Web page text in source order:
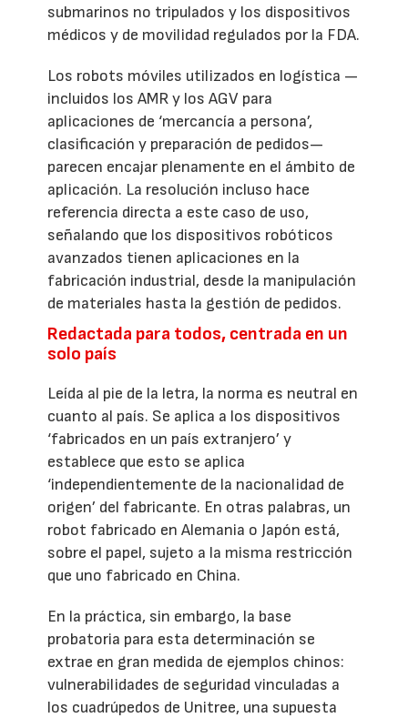
submarinos no tripulados y los dispositivos
médicos y de movilidad regulados por la FDA.
Los robots móviles utilizados en logística —
incluidos los AMR y los AGV para
aplicaciones de ‘mercancía a persona’,
clasificación y preparación de pedidos—
parecen encajar plenamente en el ámbito de
aplicación. La resolución incluso hace
referencia directa a este caso de uso,
señalando que los dispositivos robóticos
avanzados tienen aplicaciones en la
fabricación industrial, desde la manipulación
de materiales hasta la gestión de pedidos.
Redactada para todos, centrada en un
solo país
Leída al pie de la letra, la norma es neutral en
cuanto al país. Se aplica a los dispositivos
‘fabricados en un país extranjero’ y
establece que esto se aplica
‘independientemente de la nacionalidad de
origen’ del fabricante. En otras palabras, un
robot fabricado en Alemania o Japón está,
sobre el papel, sujeto a la misma restricción
que uno fabricado en China.
En la práctica, sin embargo, la base
probatoria para esta determinación se
extrae en gran medida de ejemplos chinos:
vulnerabilidades de seguridad vinculadas a
los cuadrúpedos de Unitree, una supuesta